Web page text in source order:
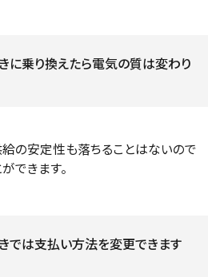
に乗り換えたら電気の質は変わり
の安定性も落ちることはないので
できます。
では支払い方法を変更できます